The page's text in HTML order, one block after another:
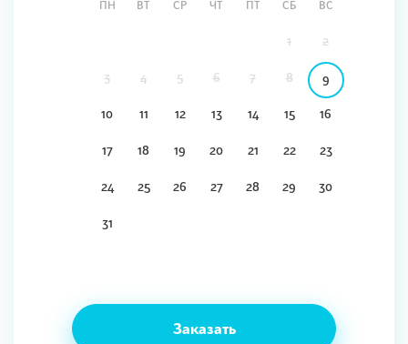
ПН ВТ СР ЧТ ПТ СБ ВС
1 2
3 4 5 6 7 8 9
10 11 12 13 14 15 16
17 18 19 20 21 22 23
24 25 26 27 28 29 30
31
Заказать